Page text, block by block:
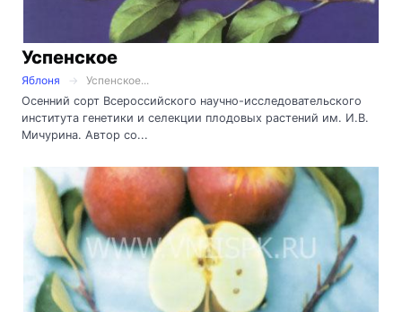
Успенское
Яблоня
Успенское...
Осенний сорт Всероссийского научно-исследовательского
института генетики и селекции плодовых растений им. И.В.
Мичурина. Автор со...